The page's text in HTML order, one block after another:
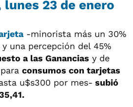
23 de enero
-minorista más un 30%
una percepción del 45%
a las Ganancias y de
para consumos con tarjetas
u$s300 por mes- subió